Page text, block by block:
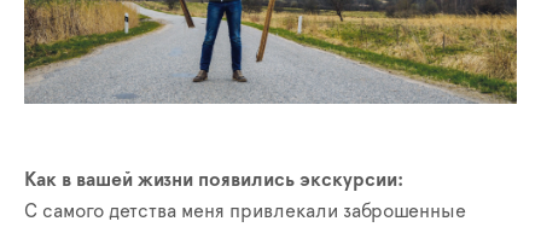
Как в вашей жизни появились экскурсии:
С самого детства меня привлекали заброшенные